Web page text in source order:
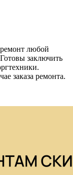
любой
заключить
заказа ремонта.